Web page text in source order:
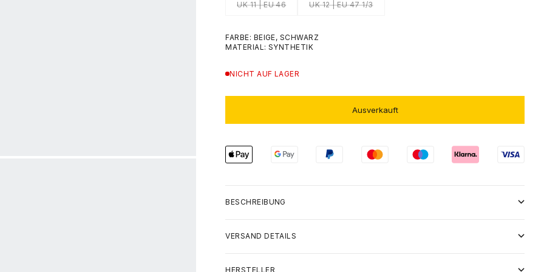
UK 11 | EU 46 UK 12 | EU 47 1/3
FARBE: BEIGE, SCHWARZ
MATERIAL: SYNTHETIK
NICHT AUF LAGER
Ausverkauft
BESCHREIBUNG
VERSAND DETAILS
HERSTELLER